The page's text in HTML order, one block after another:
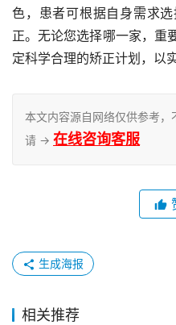
色，患者可根据自身需求
正。无论您选择哪一家，重
定科学合理的矫正计划，以
本文内容源自网络仅供参考
请 → 在线咨询客服
生成海报
相关推荐